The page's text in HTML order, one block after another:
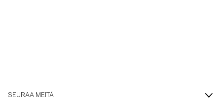
SEURAA MEITÄ